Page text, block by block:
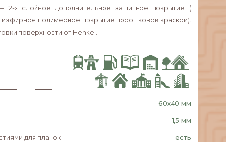
х слойное дополнительное защитное покрытие (
полимерное покрытие порошковой краской).
поверхности от Henkel.
60х40 мм
1,5 мм
для планок есть